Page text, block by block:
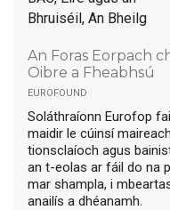
Bhruiséil, An Bheilg
An Foras Eorpach
Oibre a Fheabhsú
eurofound
Soláthraíonn Eurofop
maidir le cúinsí
tionsclaíoch agus
an t-eolas ar fáil do na
mar shampla, i
anailís a dhéanamh.